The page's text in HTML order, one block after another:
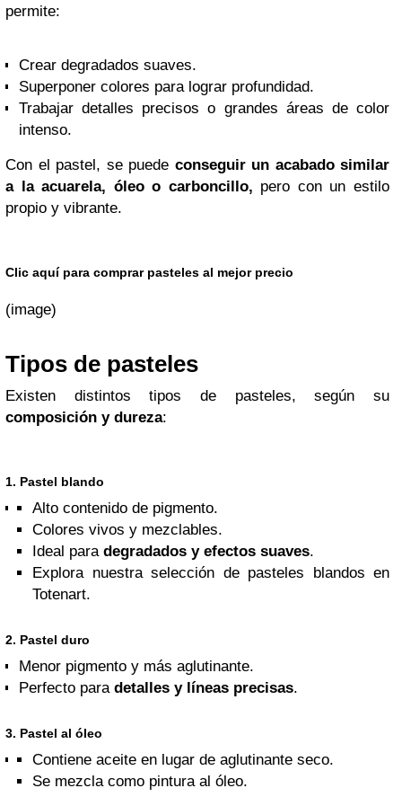
permite:
Crear degradados suaves.
Superponer colores para lograr profundidad.
Trabajar detalles precisos o grandes áreas de color
intenso.
Con el pastel, se puede conseguir un acabado similar
a la acuarela, óleo o carboncillo, pero con un estilo
propio y vibrante.
Clic aquí para comprar pasteles al mejor precio
(image)
Tipos de pasteles
Existen distintos tipos de pasteles, según su
composición y dureza:
1. Pastel blando
Alto contenido de pigmento.
Colores vivos y mezclables.
Ideal para degradados y efectos suaves.
Explora nuestra selección de pasteles blandos en
Totenart.
2. Pastel duro
Menor pigmento y más aglutinante.
Perfecto para detalles y líneas precisas.
3. Pastel al óleo
Contiene aceite en lugar de aglutinante seco.
Se mezcla como pintura al óleo.